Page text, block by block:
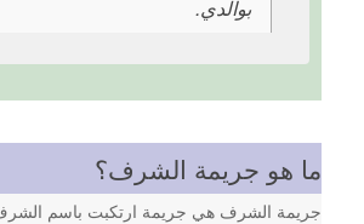
بوالدي.
ما هو جريمة الشرف؟
جريمة الشرف هي جريمة ارتكبت باسم